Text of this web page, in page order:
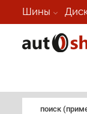
Шины
поиск